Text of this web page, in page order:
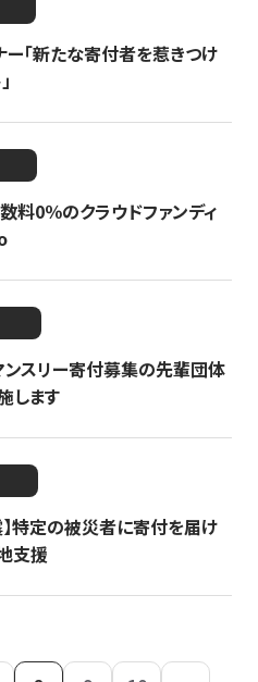
「新たな寄付者を惹きつけ
料0％のクラウドファンディ
ンスリー寄付募集の先輩団体
します
特定の被災者に寄付を届け
支援